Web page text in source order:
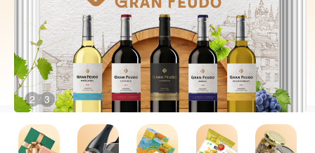
2 / 3